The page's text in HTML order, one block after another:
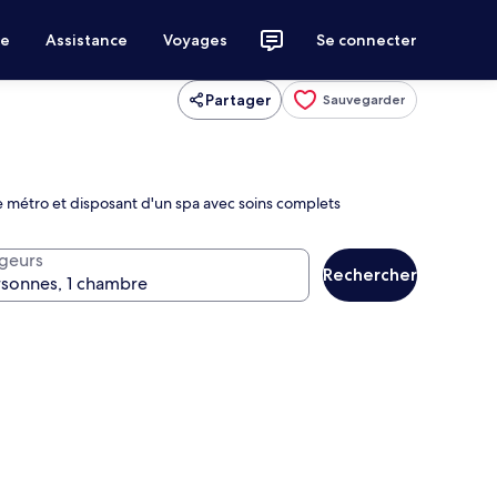
Assistance Voyages Se connecter
Partager Sauvegarder
et disposant d'un spa avec soins complets
Rechercher